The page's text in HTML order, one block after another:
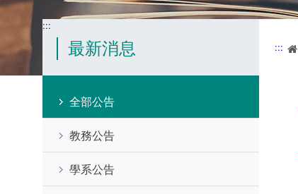
:::
最新消息
全部公告
教務公告
學系公告
:::